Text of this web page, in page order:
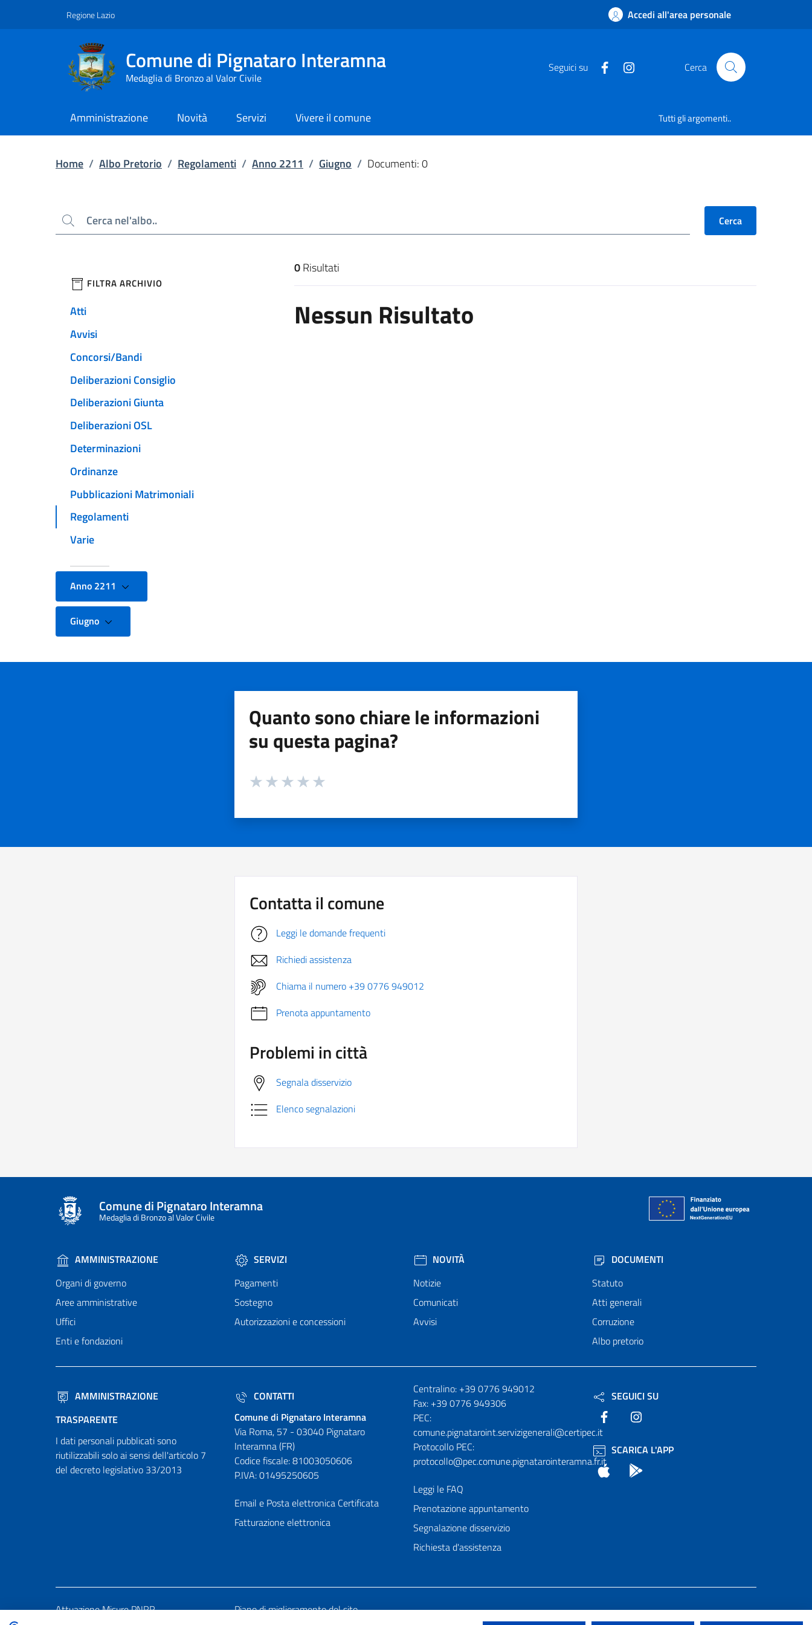
Regione Lazio Accedi all'area personale
Comune di Pignataro Interamna
Medaglia di Bronzo al Valor Civile
Seguici su Cerca
Amministrazione Novità Servizi Vivere il comune Tutti gli argomenti..
Home / Albo Pretorio / Regolamenti / Anno 2211 / Giugno / Documenti: 0
Cerca Cerca
filtri da applicare
FILTRA ARCHIVIO
Atti
Avvisi
Concorsi/Bandi
Deliberazioni Consiglio
Deliberazioni Giunta
Deliberazioni OSL
Determinazioni
Ordinanze
Pubblicazioni Matrimoniali
Regolamenti
Varie
Anno 2211
Giugno
Risultati di ricerca
0Risultati
Nessun Risultato
Quanto sono chiare le informazioni
su questa pagina?
Valuta da 1 a 5 stelle la pagina
Contatta il comune
Leggi le domande frequenti
Richiedi assistenza
Chiama il numero +39 0776 949012
Prenota appuntamento
Problemi in città
Segnala disservizio
Elenco segnalazioni
Comune di Pignataro Interamna
Medaglia di Bronzo al Valor Civile
AMMINISTRAZIONE
Organi di governo
Aree amministrative
Uffici
Enti e fondazioni
SERVIZI
Pagamenti
Sostegno
Autorizzazioni e concessioni
NOVITÀ
Notizie
Comunicati
Avvisi
DOCUMENTI
Statuto
Atti generali
Corruzione
Albo pretorio
AMMINISTRAZIONE
TRASPARENTE
I dati personali pubblicati sono
riutilizzabili solo ai sensi dell'articolo 7
del decreto legislativo 33/2013
CONTATTI
Comune di Pignataro Interamna
Via Roma, 57 - 03040 Pignataro
Interamna (FR)
Codice fiscale: 81003050606
P.IVA: 01495250605
Email e Posta elettronica Certificata
Fatturazione elettronica
Numeri utili
Centralino: +39 0776 949012
Fax: +39 0776 949306
PEC:
comune.pignataroint.servizigenerali@certipec.it
Protocollo PEC:
protocollo@pec.comune.pignatarointeramna.fr.it
Leggi le FAQ
Prenotazione appuntamento
Segnalazione disservizio
Richiesta d'assistenza
SEGUICI SU
Facebook
SCARICA L'APP
App Store
Attuazione Misure PNRR Piano di miglioramento del sito